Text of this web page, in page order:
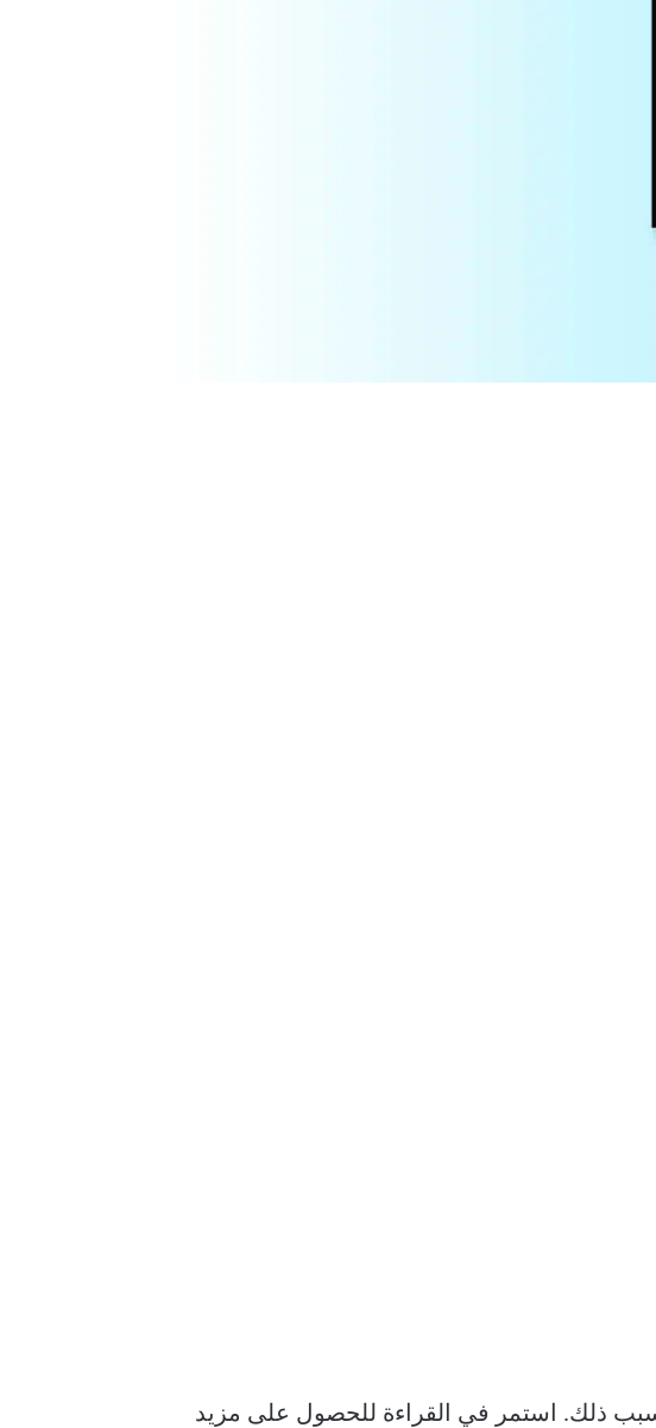
سبب ذلك. استمر في القراءة للحصول على مزيد